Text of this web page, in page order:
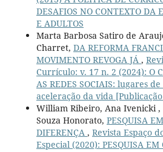
DESAFIOS NO CONTEXTO DA
E ADULTOS
Marta Barbosa Satiro de
Charret, DA REFORMA
MOVIMENTO REVOGA JÁ ,
Currículo: v. 17 n. 2 (2024): O
AS REDES SOCIAIS: lugares
aceleração da vida
William Ribeiro, Ana Ivenicki ,
Souza Honorato, PESQUISA
DIFERENÇA , Revista Espaço
Especial (2020): PESQUISA EM